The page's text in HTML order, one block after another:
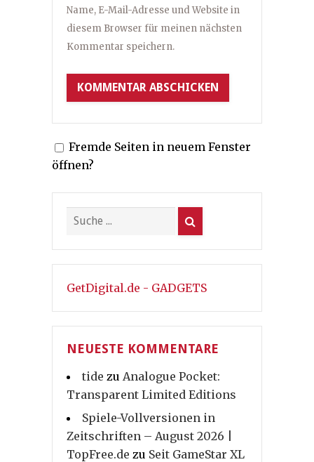
Name, E-Mail-Adresse und Website in
diesem Browser für meinen nächsten
Kommentar speichern.
Fremde Seiten in neuem Fenster
öffnen?
GetDigital.de - GADGETS
NEUESTE KOMMENTARE
tide zu Analogue Pocket:
Transparent Limited Editions
Spiele-Vollversionen in
Zeitschriften – August 2026 |
TopFree.de zu Seit GameStar XL